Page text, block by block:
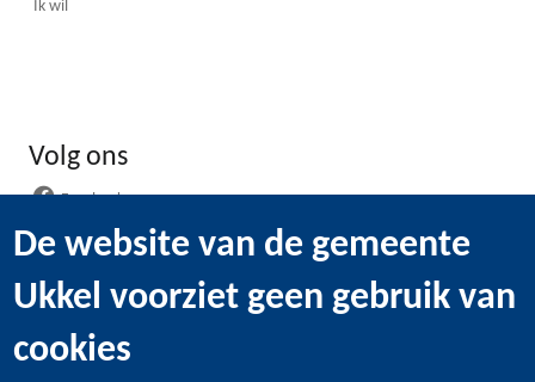
Ik wil
Volg ons
Instagram
WhatsApp
De website van de gemeente
Ukkel voorziet geen gebruik van
cookies